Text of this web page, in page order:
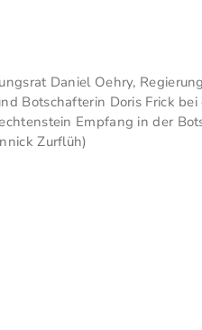
Daniel Oehry,
Botschafterin Doris Frick
Empfang in der
Zurflüh)